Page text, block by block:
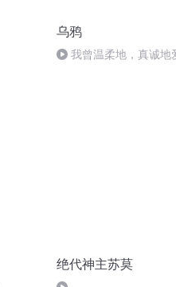
乌鸦
我曾温柔地，真诚地
绝代神主苏莫